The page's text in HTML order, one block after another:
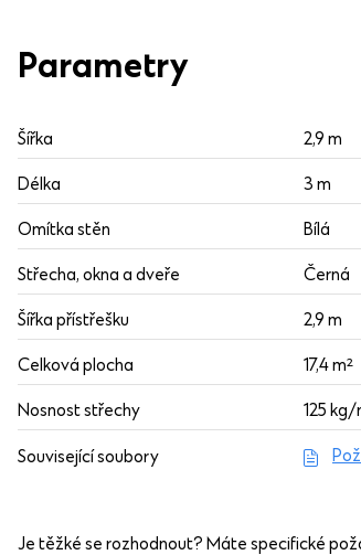
Parametry
Šířka 2,9 m
Délka 3 m
Omítka stěn Bílá
Střecha, okna a dveře Černá
Šířka přístřešku 2,9 m
Celková plocha 17,4 m²
Nosnost střechy 125 kg/
Související soubory
Je těžké se rozhodnout? Máte specifické